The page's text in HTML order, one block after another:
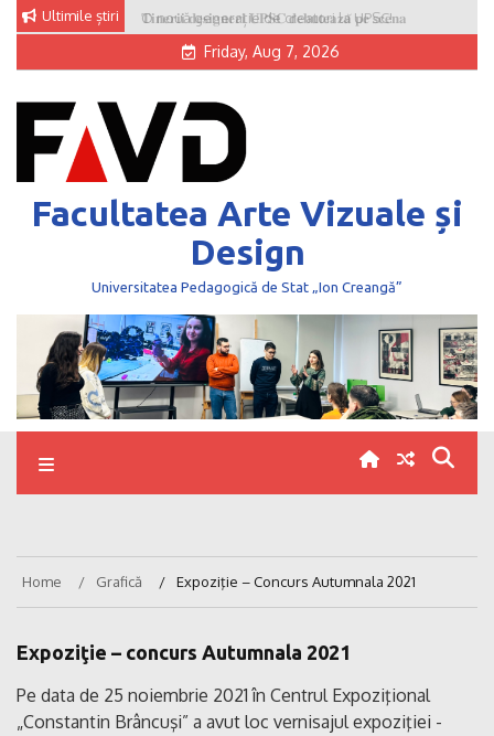
Skip
content
Ultimile știri O nouă generație de creatori la UPSC!
Friday, Aug 7, 2026
Facultatea Arte Vizuale și
Design
Universitatea Pedagogică de Stat „Ion Creangă”
Home Grafică Expoziţie – Concurs Autumnala 2021
Expoziţie – concurs Autumnala 2021
Pe data de 25 noiembrie 2021 în Centrul Expoziţional
„Constantin Brâncuşi” a avut loc vernisajul expoziţiei -